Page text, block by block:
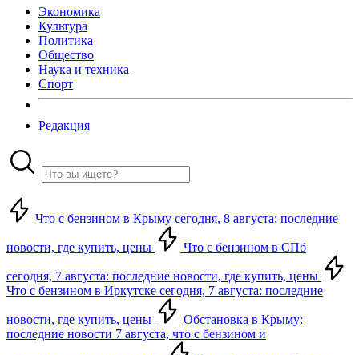
Экономика
Культура
Политика
Общество
Наука и техника
Спорт
Редакция
Что с бензином в Крыму сегодня, 8 августа: последние
новости, где купить, цены Что с бензином в СПб
сегодня, 7 августа: последние новости, где купить, цены
Что с бензином в Иркутске сегодня, 7 августа: последние
новости, где купить, цены
Обстановка в Крыму:
последние новости 7 августа, что с бензином и